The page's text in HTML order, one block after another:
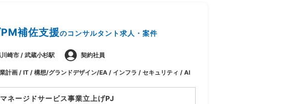
補佐支援のコンサルタント求人・案件
崎市 / 武蔵小杉駅 契約社員
計画 / IT / 構想/グランドデザイン/EA / インフラ / セキュリティ / AI
ネージドサービス事業立上げPJ